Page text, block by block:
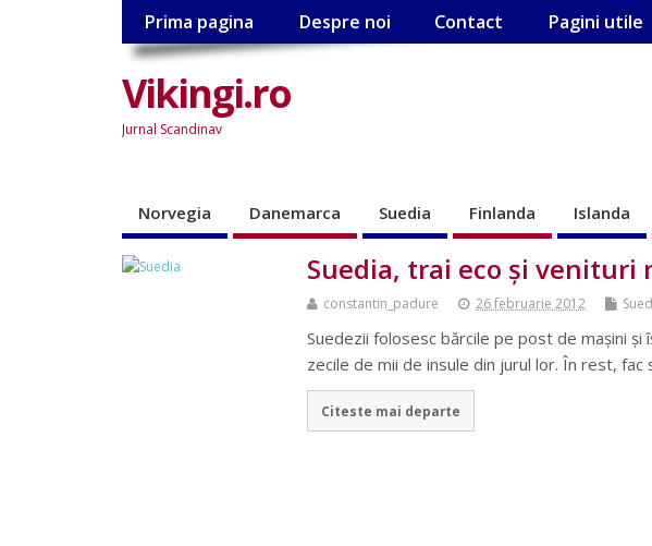
Prima pagina Despre noi Contact Pagini utile
Vikingi.ro
Jurnal Scandinav
Norvegia Danemarca Suedia Finlanda Islanda
Suedia, trai eco şi venituri
constantin_padure 26 februarie 2012
Suedezii folosesc bărcile pe post de maşini şi
zecile de mii de insule din jurul lor. În rest,
Citeste mai departe